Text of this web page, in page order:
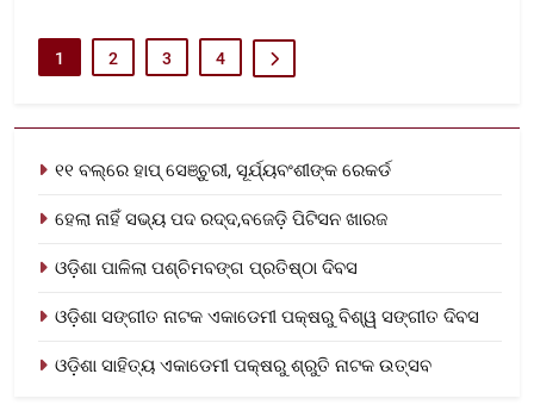
1 2 3 4
୧୧ ବଲ୍‌ରେ ହାପ୍ ସେଞ୍ଚୁରୀ, ସୂର୍ଯ୍ୟବଂଶୀଙ୍କ ରେକର୍ଡ
ହେଲା ନାହିଁ ସଭ୍ୟ ପଦ ରଦ୍ଦ,ବଜେଡ଼ି ପିଟିସନ ଖାରଜ
ଓଡ଼ିଶା ପାଳିଲା ପଶ୍ଚିମବଙ୍ଗ ପ୍ରତିଷ୍ଠା ଦିବସ
ଓଡ଼ିଶା ସଙ୍ଗୀତ ନାଟକ ଏକାଡେମୀ ପକ୍ଷରୁ ବିଶ୍ୱ ସଙ୍ଗୀତ ଦିବସ
ଓଡ଼ିଶା ସାହିତ୍ୟ ଏକାଡେମୀ ପକ୍ଷରୁ ଶ୍ରୁତି ନାଟକ ଉତ୍ସବ